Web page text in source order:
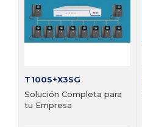
T100S+X3SG
Solución Completa para
tu Empresa